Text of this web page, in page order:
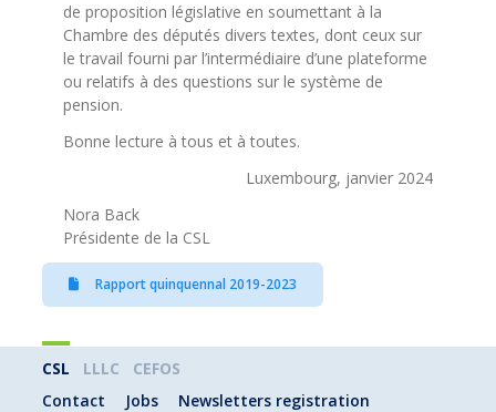
de proposition législative en soumettant à la
Chambre des députés divers textes, dont ceux sur
le travail fourni par l’intermédiaire d’une plateforme
ou relatifs à des questions sur le système de
pension.
Bonne lecture à tous et à toutes.
Luxembourg, janvier 2024
Nora Back
Présidente de la CSL
Rapport quinquennal 2019-2023
CSL LLLC
CEFOS
Contact
Jobs Newsletters registration